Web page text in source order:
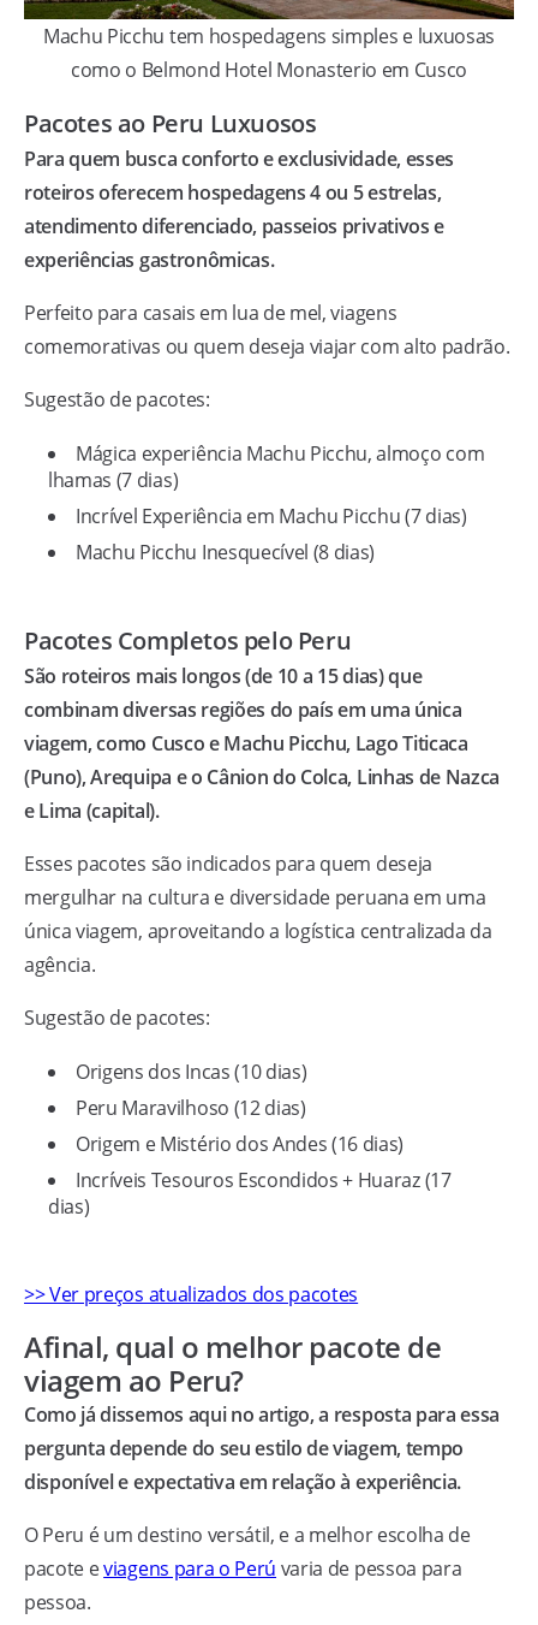
Machu Picchu tem hospedagens simples e luxuosas
como o Belmond Hotel Monasterio em Cusco
Pacotes ao Peru Luxuosos
Para quem busca conforto e exclusividade, esses
roteiros oferecem hospedagens 4 ou 5 estrelas,
atendimento diferenciado, passeios privativos e
experiências gastronômicas.
Perfeito para casais em lua de mel, viagens
comemorativas ou quem deseja viajar com alto padrão.
Sugestão de pacotes:
Mágica experiência Machu Picchu, almoço com
lhamas (7 dias)
Incrível Experiência em Machu Picchu (7 dias)
Machu Picchu Inesquecível (8 dias)
Pacotes Completos pelo Peru
São roteiros mais longos (de 10 a 15 dias) que
combinam diversas regiões do país em uma única
viagem, como Cusco e Machu Picchu, Lago Titicaca
(Puno), Arequipa e o Cânion do Colca, Linhas de Nazca
e Lima (capital).
Esses pacotes são indicados para quem deseja
mergulhar na cultura e diversidade peruana em uma
única viagem, aproveitando a logística centralizada da
agência.
Sugestão de pacotes:
Origens dos Incas (10 dias)
Peru Maravilhoso (12 dias)
Origem e Mistério dos Andes (16 dias)
Incríveis Tesouros Escondidos + Huaraz (17
dias)
>> Ver preços atualizados dos pacotes
Afinal, qual o melhor pacote de
viagem ao Peru?
Como já dissemos aqui no artigo, a resposta para essa
pergunta depende do seu estilo de viagem, tempo
disponível e expectativa em relação à experiência.
O Peru é um destino versátil, e a melhor escolha de
pacote eviagens para o Perú varia de pessoa para
pessoa.